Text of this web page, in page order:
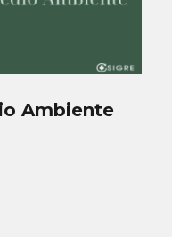
Ambiente